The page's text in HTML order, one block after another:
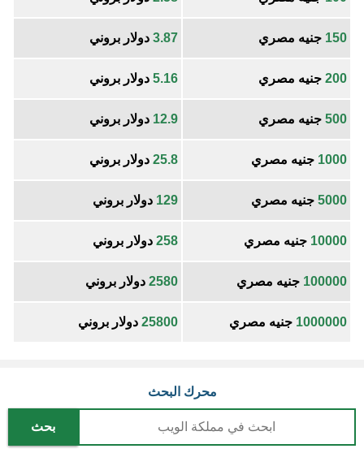
150 جنيه مصري 3.87 دولار بروني
200 جنيه مصري 5.16 دولار بروني
500 جنيه مصري 12.9 دولار بروني
1000 جنيه مصري 25.8 دولار بروني
5000 جنيه مصري 129 دولار بروني
10000 جنيه مصري 258 دولار بروني
100000 جنيه مصري 2580 دولار بروني
1000000 جنيه مصري 25800 دولار بروني
محرك البحث
بحث